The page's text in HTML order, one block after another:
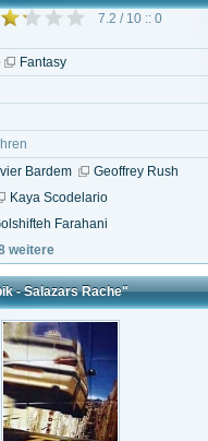
7.2 / 10 :: 0
Fantasy
Bardem
Geoffrey Rush
Kaya Scodelario
Farahani
weitere
- Salazars Rache"